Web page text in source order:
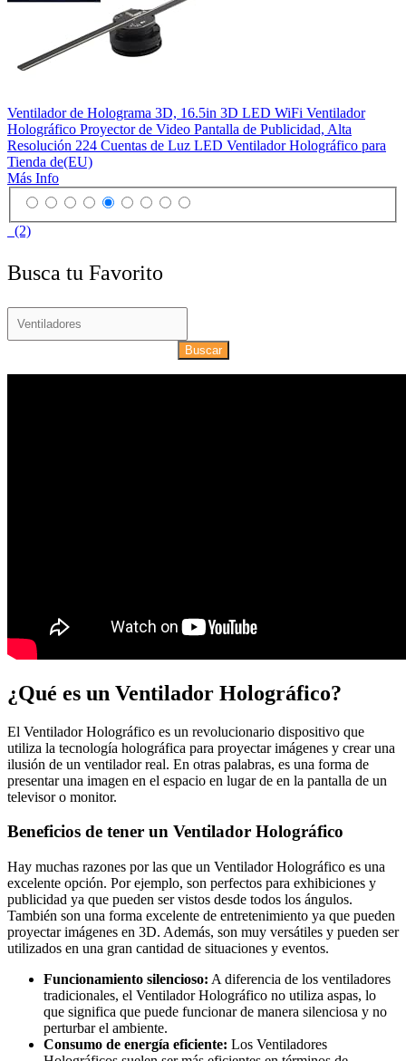
Ventilador de Holograma 3D, 16.5in 3D LED WiFi Ventilador
Holográfico Proyector de Video Pantalla de Publicidad, Alta
Resolución 224 Cuentas de Luz LED Ventilador Holográfico para
Tienda de(EU)
Más Info
(2)
Busca tu Favorito
Buscar
¿Qué es un Ventilador Holográfico?
El Ventilador Holográfico es un revolucionario dispositivo que
utiliza la tecnología holográfica para proyectar imágenes y crear una
ilusión de un ventilador real. En otras palabras, es una forma de
presentar una imagen en el espacio en lugar de en la pantalla de un
televisor o monitor.
Beneficios de tener un Ventilador Holográfico
Hay muchas razones por las que un Ventilador Holográfico es una
excelente opción. Por ejemplo, son perfectos para exhibiciones y
publicidad ya que pueden ser vistos desde todos los ángulos.
También son una forma excelente de entretenimiento ya que pueden
proyectar imágenes en 3D. Además, son muy versátiles y pueden ser
utilizados en una gran cantidad de situaciones y eventos.
Funcionamiento silencioso: A diferencia de los ventiladores
tradicionales, el Ventilador Holográfico no utiliza aspas, lo
que significa que puede funcionar de manera silenciosa y no
perturbar el ambiente.
Consumo de energía eficiente: Los Ventiladores